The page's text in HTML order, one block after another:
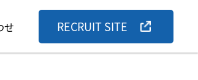
せ RECRUIT SITE